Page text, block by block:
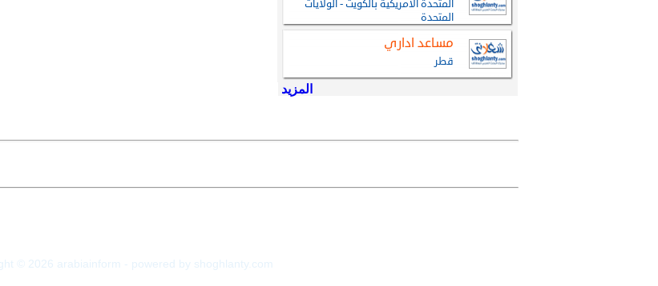
© 2026 arabiainform - powered by shoghlanty.com